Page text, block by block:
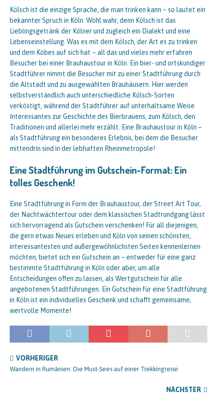
Kölsch ist die einzige Sprache, die man trinken kann – so lautet ein
bekannter Spruch in Köln. Wohl wahr, denn Kölsch ist das
Lieblingsgetränk der Kölner und zugleich ein Dialekt und eine
Lebenseinstellung. Was es mit dem Kölsch, der Art es zu trinken
und dem Köbes auf sich hat – all das und vieles mehr erfahren
Besucher bei einer Brauhaustour in Köln. Ein bier- und ortskundiger
Stadtführer nimmt die Besucher mit zu einer Stadtführung durch
die Altstadt und zu ausgewählten Brauhäusern. Hier werden
selbstverständlich auch unterschiedliche Kölsch-Sorten
verköstigt, während der Stadtführer auf unterhaltsame Weise
Interessantes zur Geschichte des Bierbrauens, zum Kölsch, den
Traditionen und allerlei mehr erzählt. Eine Brauhaustour in Köln –
als Stadtführung ein besonderes Erlebnis, bei dem die Besucher
mittendrin sind in der lebhaften Rheinmetropole!
Eine Stadtführung im Gutschein-Format: Ein
tolles Geschenk!
Eine Stadtführung in Form der Brauhaustour, der Street Art Tour,
der Nachtwächtertour oder dem klassischen Stadtrundgang lässt
sich hervorragend als Gutschein verschenken! Für all diejenigen,
die gern etwas Neues erleben und Köln von seinen schönsten,
interessantesten und außergewöhnlichsten Seiten kennenlernen
möchten, bietet sich ein Gutschein an – entweder für eine ganz
bestimmte Stadtführung in Köln oder aber, um alle
Entscheidungen offen zu lassen, als Wertgutschein für alle
angebotenen Stadtführungen. Ein Gutschein für eine Stadtführung
in Köln ist ein individuelles Geschenk und schafft gemeinsame,
wertvolle Momente!
VORHERIGER
Wandern in Rumänien: Die Must-Sees auf einer Trekkingreise
NÄCHSTER